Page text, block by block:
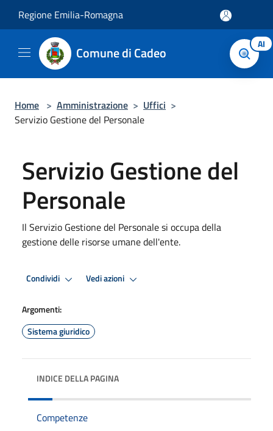
Regione Emilia-Romagna
Comune di Cadeo AI
Home > Amministrazione > Uffici >
Servizio Gestione del Personale
Servizio Gestione del
Personale
Il Servizio Gestione del Personale si occupa della
gestione delle risorse umane dell'ente.
Condividi Vedi azioni
Argomenti:
Sistema giuridico
INDICE DELLA PAGINA
Competenze